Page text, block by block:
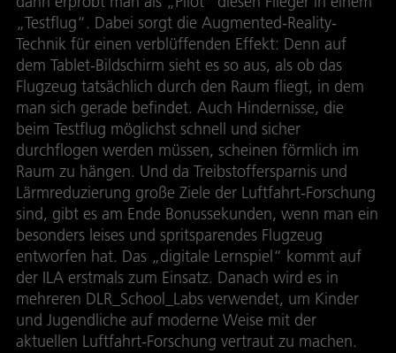
„Testflug“. Dabei sorgt die Augmented-Reality-
Technik für einen verblüffenden Effekt: Denn auf
dem Tablet-Bildschirm sieht es so aus, als ob das
Flugzeug tatsächlich durch den Raum fliegt, in dem
man sich gerade befindet. Auch Hindernisse, die
beim Testflug möglichst schnell und sicher
durchflogen werden müssen, scheinen förmlich im
Raum zu hängen. Und da Treibstoffersparnis und
Lärmreduzierung große Ziele der Luftfahrt-Forschung
sind, gibt es am Ende Bonussekunden, wenn man ein
besonders leises und spritsparendes Flugzeug
entworfen hat. Das „digitale Lernspiel“ kommt auf
der ILA erstmals zum Einsatz. Danach wird es in
mehreren DLR_School_Labs verwendet, um Kinder
und Jugendliche auf moderne Weise mit der
aktuellen Luftfahrt-Forschung vertraut zu machen.